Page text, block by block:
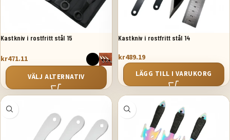
Kastkniv i rostfritt stål 15
kr471.11
VÄLJ ALTERNATIV
Kastkniv i rostfritt stål 14
kr489.19
LÄGG TILL I VARUKORG